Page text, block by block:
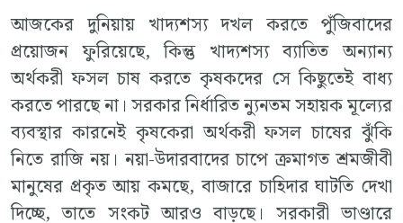
আজকের দুনিয়ায় খাদ্যশস্য দখল করতে পুঁজিবাদের
প্রয়োজন ফুরিয়েছে, কিন্তু খাদ্যশস্য ব্যাতিত অন্যান্য
অর্থকরী ফসল চাষ করতে কৃষকদের সে কিছুতেই বাধ্য
করতে পারছে না। সরকার নির্ধারিত ন্যুনতম সহায়ক মূল্যের
ব্যবস্থার কারনেই কৃষকেরা অর্থকরী ফসল চাষের ঝুঁকি
নিতে রাজি নয়। নয়া-উদারবাদের চাপে ক্রমাগত শ্রমজীবী
মানুষের প্রকৃত আয় কমছে, বাজারে চাহিদার ঘাটতি দেখা
দিচ্ছে, তাতে সংকট আরও বাড়ছে। সরকারী ভাণ্ডারে